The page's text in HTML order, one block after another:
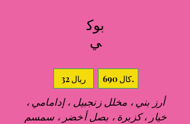
بوك
ي
32 ريال 690 كال.
أرز بني ، مخلل زنجبيل ، إدامامي ،
خيار ، كزبرة ، بصل أخضر ، سمسم